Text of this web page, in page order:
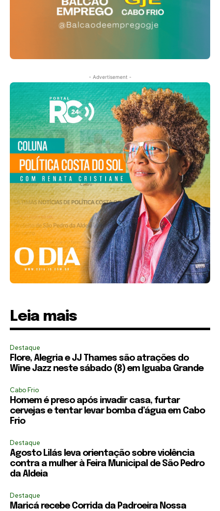
- Advertisement -
Leia mais
Destaque
Flore, Alegria e JJ Thames são atrações do
Wine Jazz neste sábado (8) em Iguaba Grande
Cabo Frio
Homem é preso após invadir casa, furtar
cervejas e tentar levar bomba d’água em Cabo
Frio
Destaque
Agosto Lilás leva orientação sobre violência
contra a mulher à Feira Municipal de São Pedro
da Aldeia
Destaque
Maricá recebe Corrida da Padroeira Nossa